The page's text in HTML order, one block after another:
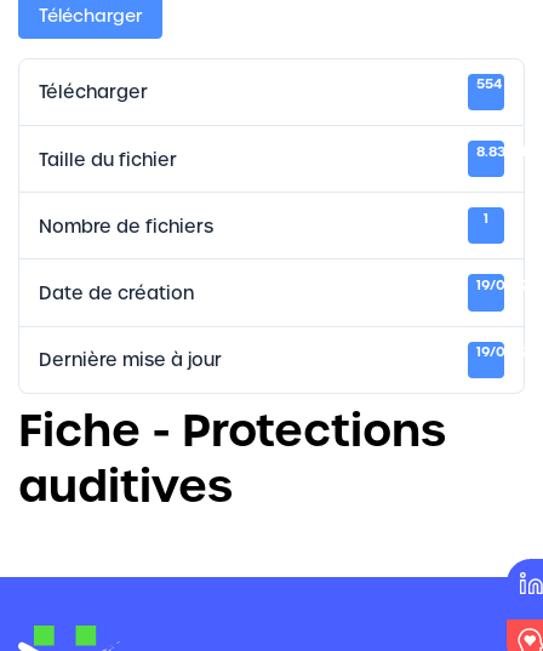
Télécharger
Télécharger 554
Taille du fichier 8.83 MB
Nombre de fichiers 1
Date de création 19/09/
Dernière mise à jour 19/09/
Fiche - Protections
auditives